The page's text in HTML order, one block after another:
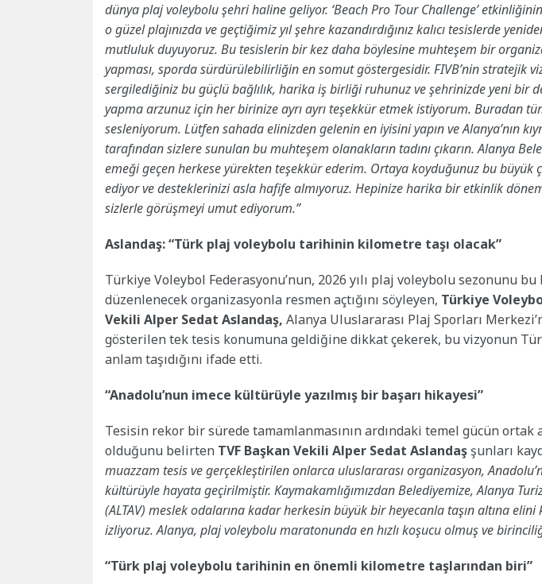
dünya plaj voleybolu şehri haline geliyor. ‘Beach Pro Tour Challenge’
o güzel plajınızda ve geçtiğimiz yıl şehre kazandırdığınız kalıcı tesislerde
mutluluk duyuyoruz. Bu tesislerin bir kez daha böylesine muhteşem bir
yapması, sporda sürdürülebilirliğin en somut göstergesidir. FIVB’nin stratejik
sergilediğiniz bu güçlü bağlılık, harika iş birliği ruhunuz ve şehrinizde yeni bir
yapma arzunuz için her birinize ayrı ayrı teşekkür etmek istiyorum. Buradan
sesleniyorum. Lütfen sahada elinizden gelenin en iyisini yapın ve Alanya’nın
tarafından sizlere sunulan bu muhteşem olanakların tadını çıkarın. Alanya
emeği geçen herkese yürekten teşekkür ederim. Ortaya koyduğunuz bu büyük
ediyor ve desteklerinizi asla hafife almıyoruz. Hepinize harika bir etkinlik
sizlerle görüşmeyi umut ediyorum.”
Aslandaş: “Türk plaj voleybolu tarihinin kilometre taşı olacak”
Türkiye Voleybol Federasyonu’nun, 2026 yılı plaj voleybolu sezonunu bu
düzenlenecek organizasyonla resmen açtığını söyleyen, Türkiye
Vekili Alper Sedat Aslandaş, Alanya Uluslararası Plaj Sporları
gösterilen tek tesis konumuna geldiğine dikkat çekerek, bu vizyonun
anlam taşıdığını ifade etti.
“Anadolu’nun imece kültürüyle yazılmış bir başarı hikayesi”
Tesisin rekor bir sürede tamamlanmasının ardındaki temel gücün ortak
olduğunu belirten TVF Başkan Vekili Alper Sedat Aslandaşşunları
muazzam tesis ve gerçekleştirilen onlarca uluslararası organizasyon,
kültürüyle hayata geçirilmiştir. Kaymakamlığımızdan Belediyemize, Alanya
(ALTAV) meslek odalarına kadar herkesin büyük bir heyecanla taşın altına
izliyoruz. Alanya, plaj voleybolu maratonunda en hızlı koşucu olmuş ve
“Türk plaj voleybolu tarihinin en önemli kilometre taşlarından biri”